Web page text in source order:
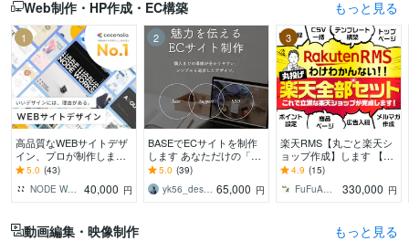
Web制作・HP作成・EC構築 もっと見る
1
高品質なWEBサイトデザ
イン、プロが制作します
ヒアリング重視★イメー
ジ通りのWebサイトデザ
イン制作します
5.0 (43)
NODE WORKS
40,000 円
2
BASEでECサイトを制作
します あなただけの「世
界観」をストアで表現し
ます！
5.0 (39)
65,000 円
3
楽天RMS【丸ごと楽天シ
ョップ作成】します 【受
賞店など実績400店舗以
上】現役デザイナーが作
成します！
4.9 (15)
330,000 円
動画編集・映像制作 もっと見る